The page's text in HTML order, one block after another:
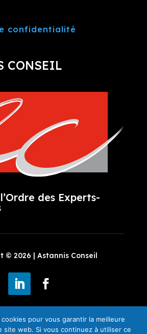
confidentialité
CONSEIL
des Experts-
© 2026 |Astannis Conseil
propulsé parMobisite
pour vous garantir la meilleure
site web. Si vous continuez à utiliser ce